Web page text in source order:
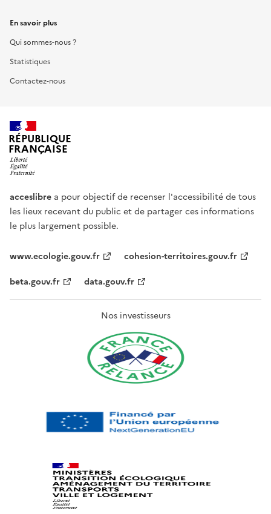
En savoir plus
Qui sommes-nous ?
Statistiques
Contactez-nous
RÉPUBLIQUE
FRANÇAISE
acceslibre a pour objectif de recenser l'accessibilité de tous
les lieux recevant du public et de partager ces informations
le plus largement possible.
www.ecologie.gouv.fr
cohesion-territoires.gouv.fr
beta.gouv.fr
data.gouv.fr
Nos investisseurs